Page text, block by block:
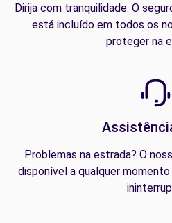
Dirija com tranquilidade. O
está incluído em todos os
proteger na
Problemas na estrada? O
disponível a qualquer